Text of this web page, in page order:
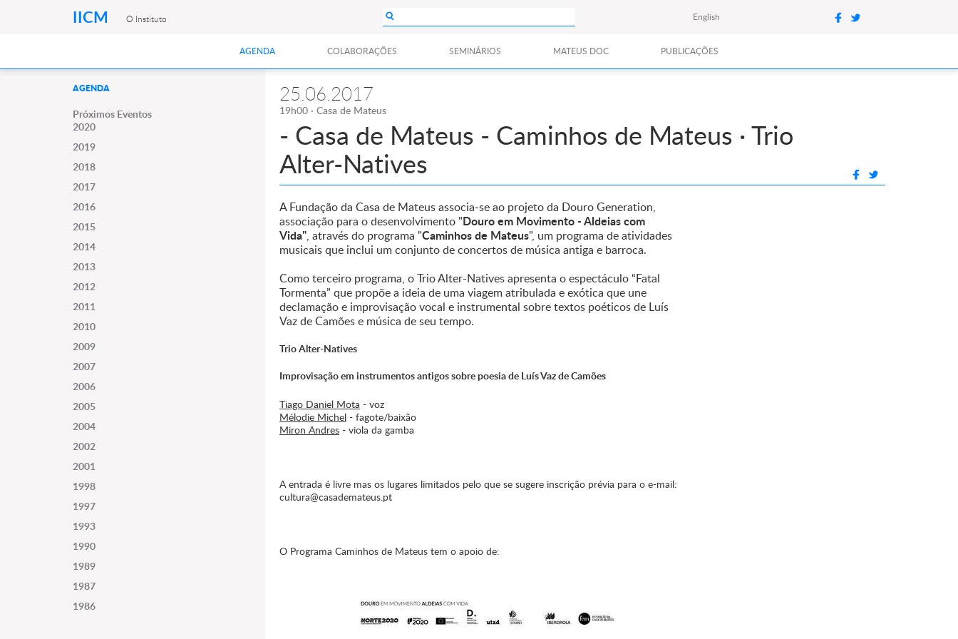
IICM O Instituto English
AGENDA COLABORAÇÕES SEMINÁRIOS MATEUS DOC PUBLICAÇÕES
25.06.2017
19h00 · Casa de Mateus
- Casa de Mateus - Caminhos de Mateus · Trio
Alter-Natives
A Fundação da Casa de Mateus associa-se ao projeto da Douro Generation,
associação para o desenvolvimento "Douro em Movimento - Aldeias com
Vida", através do programa "Caminhos de Mateus", um programa de atividades
musicais que inclui um conjunto de concertos de música antiga e barroca.
Como terceiro programa, o Trio Alter-Natives apresenta o espectáculo “Fatal
Tormenta” que propõe a ideia de uma viagem atribulada e exótica que une
declamação e improvisação vocal e instrumental sobre textos poéticos de Luís
Vaz de Camões e música de seu tempo.
Trio Alter-Natives
Improvisação em instrumentos antigos sobre poesia de Luís Vaz de Camões
Tiago Daniel Mota - voz
Mélodie Michel - fagote/baixão
Miron Andres - viola da gamba
A entrada é livre mas os lugares limitados pelo que se sugere inscrição prévia para o e-mail:
cultura@casademateus.pt
O Programa Caminhos de Mateus tem o apoio de:
AGENDA
Próximos Eventos
2020
2019
2018
2017
2016
2015
2014
2013
2012
2011
2010
2009
2007
2006
2005
2004
2002
2001
1998
1997
1993
1990
1989
1987
1986